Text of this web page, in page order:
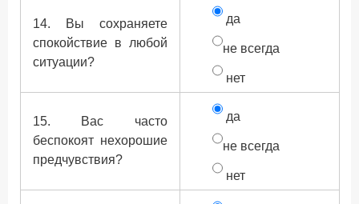
14. Вы сохраняете
спокойствие в любой
ситуации?
да
не всегда
нет
15. Вас часто
беспокоят нехорошие
предчувствия?
да
не всегда
нет